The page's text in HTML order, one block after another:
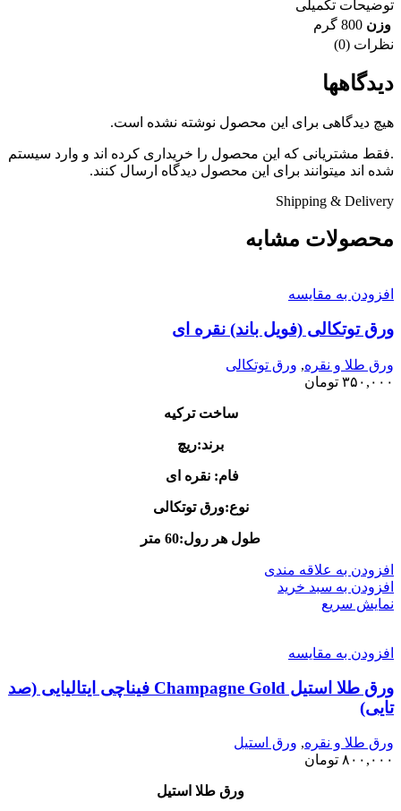
توضیحات تکمیلی
وزن 800 گرم
نظرات (0)
دیدگاهها
هیچ دیدگاهی برای این محصول نوشته نشده است.
.فقط مشتریانی که این محصول را خریداری کرده اند و وارد سیستم
شده اند میتوانند برای این محصول دیدگاه ارسال کنند.
Shipping & Delivery
محصولات مشابه
افزودن به مقایسه
ورق توتکالی (فویل باند) نقره ای
ورق طلا و نقره, ورق توتکالی
۳۵۰,۰۰۰ تومان
ساخت ترکیه
برند:ریچ
فام: نقره ای
نوع:ورق توتکالی
طول هر رول:60 متر
افزودن به علاقه مندی
افزودن به سبد خرید
نمایش سریع
افزودن به مقایسه
ورق طلا استیل Champagne Gold فیناچی ایتالیایی (صد
تایی)
ورق طلا و نقره, ورق استیل
۸۰۰,۰۰۰ تومان
ورق طلا استیل